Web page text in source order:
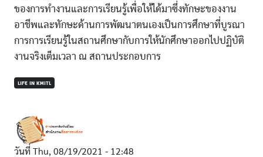
ของการทำงานและการเรียนรู้เพื่อให้ได้มาซึ่งทักษะของงาน
อาชีพและทักษะด้านการพัฒนาตนเองเป็นการศึกษาที่บูรณา
การการเรียนรู้ในสถานศึกษากับการให้นักศึกษาออกไปปฏิบัติ
งานจริงเต็มเวลา ณ สถานประกอบการ
LIFE IN KMITL
วันที่ Thu, 08/19/2021 - 12:48